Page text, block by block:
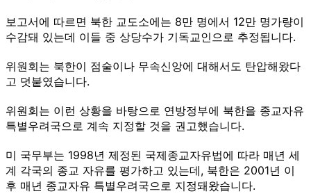
보고서에 따르면 북한 교도소에는 8만 명에서 12만 명가량이
수감돼 있는데 이들 중 상당수가 기독교인으로 추정됩니다.
위원회는 북한이 점술이나 무속신앙에 대해서도 탄압해왔다
고 덧붙였습니다.
위원회는 이런 상황을 바탕으로 연방정부에 북한을 종교자유
특별우려국으로 계속 지정할 것을 권고했습니다.
미 국무부는 1998년 제정된 국제종교자유법에 따라 매년 세
계 각국의 종교 자유를 평가하고 있는데, 북한은 2001년 이
후 매년 종교자유 특별우려국으로 지정돼왔습니다.